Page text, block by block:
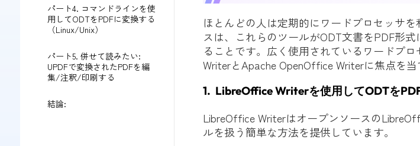
パート4. コマンドラインを使
用してODTをPDFに変換する
（Linux/Unix）
パート5. 併せて読みたい:
UPDFで変換されたPDFを編
集/注釈/印刷する
結論:
ほとんどの人は定期的にワードプロセッサ
スは、これらのツールがODT文書をPDF形
ることです。広く使用されているワードプ
WriterとApache OpenOffice Writerに焦点を当
1. LibreOffice Writerを使用してODTを
LibreOffice Writerはオープンソースの
ルを扱う簡単な方法を提供しています。